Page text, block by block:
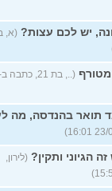
יש לכם עצות?
תואר בהנדסה, מה
הגיוני ותקין? (לירון,